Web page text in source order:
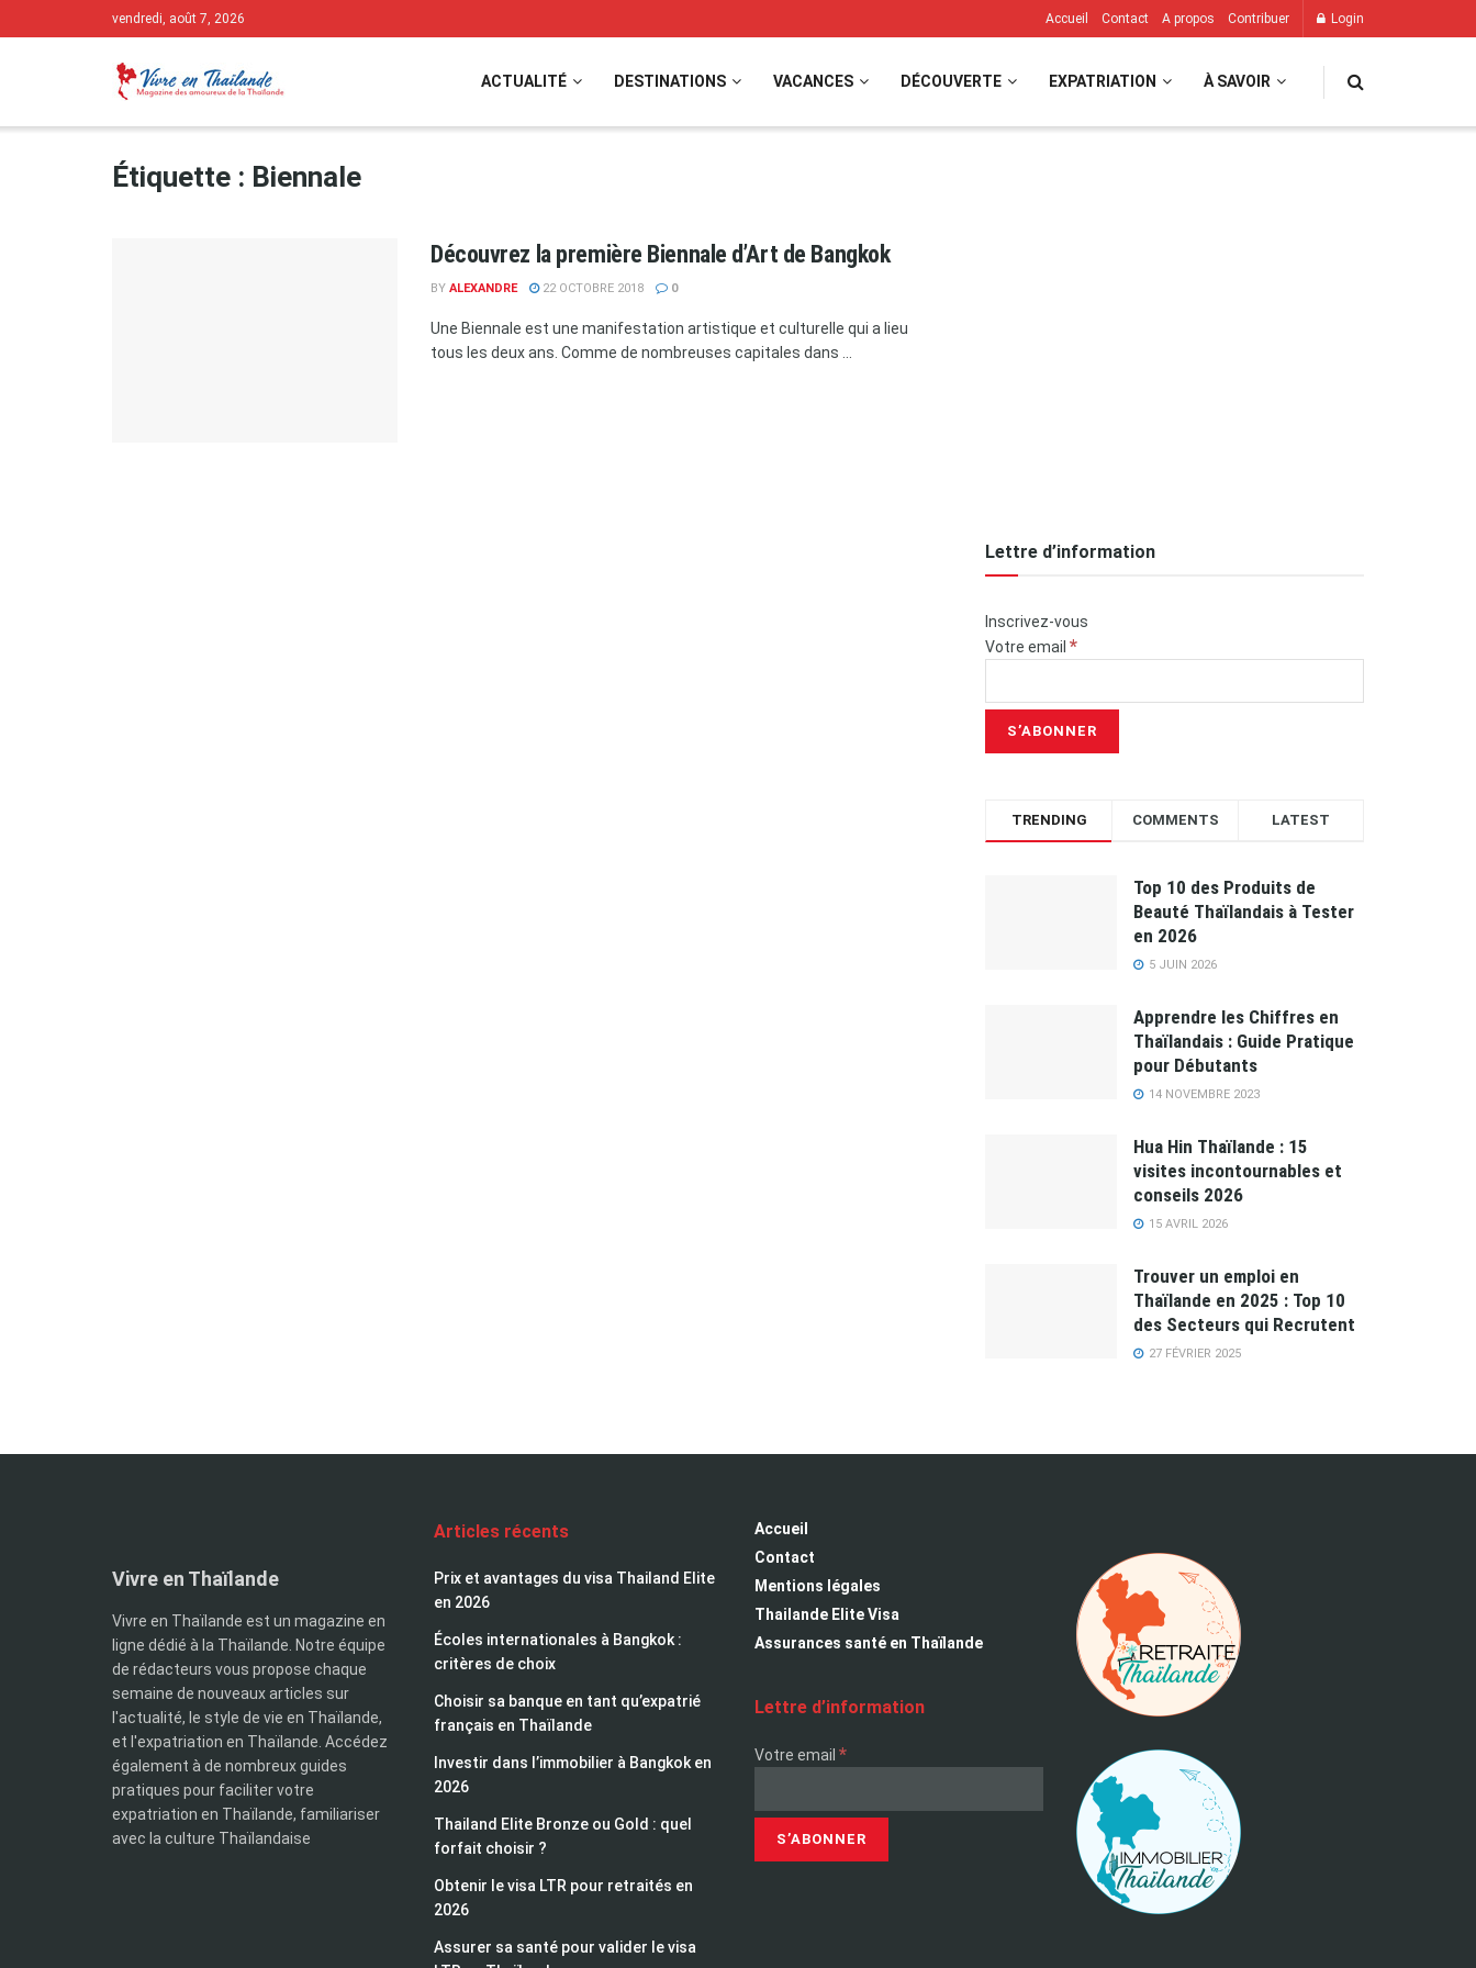
vendredi, août 7, 2026 Accueil Contact A propos Contribuer Login
ACTUALITÉ DESTINATIONS VACANCES DÉCOUVERTE EXPATRIATION À SAVOIR
Étiquette : Biennale
Découvrez la première Biennale d’Art de Bangkok
BY ALEXANDRE 22 OCTOBRE 2018 0
Une Biennale est une manifestation artistique et culturelle qui a lieu
tous les deux ans. Comme de nombreuses capitales dans ...
Lettre d’information
Inscrivez-vous
Votre email *
TRENDING COMMENTS LATEST
Top 10 des Produits de
Beauté Thaïlandais à Tester
en 2026
5 JUIN 2026
Apprendre les Chiffres en
Thaïlandais : Guide Pratique
pour Débutants
14 NOVEMBRE 2023
Hua Hin Thaïlande : 15
visites incontournables et
conseils 2026
15 AVRIL 2026
Trouver un emploi en
Thaïlande en 2025 : Top 10
des Secteurs qui Recrutent
27 FÉVRIER 2025
Vivre en Thaïlande
Vivre en Thaïlande est un magazine en
ligne dédié à la Thaïlande. Notre équipe
de rédacteurs vous propose chaque
semaine de nouveaux articles sur
l'actualité, le style de vie en Thaïlande,
et l'expatriation en Thaïlande. Accédez
également à de nombreux guides
pratiques pour faciliter votre
expatriation en Thaïlande, familiariser
avec la culture Thaïlandaise
Articles récents
Prix et avantages du visa Thailand Elite
en 2026
Écoles internationales à Bangkok :
critères de choix
Choisir sa banque en tant qu’expatrié
français en Thaïlande
Investir dans l’immobilier à Bangkok en
2026
Thailand Elite Bronze ou Gold : quel
forfait choisir ?
Obtenir le visa LTR pour retraités en
2026
Assurer sa santé pour valider le visa
Accueil
Contact
Mentions légales
Thailande Elite Visa
Assurances santé en Thaïlande
Lettre d’information
Votre email *